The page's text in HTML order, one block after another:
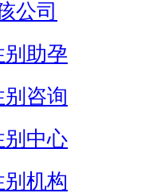
公司
别助孕
别咨询
别中心
别机构